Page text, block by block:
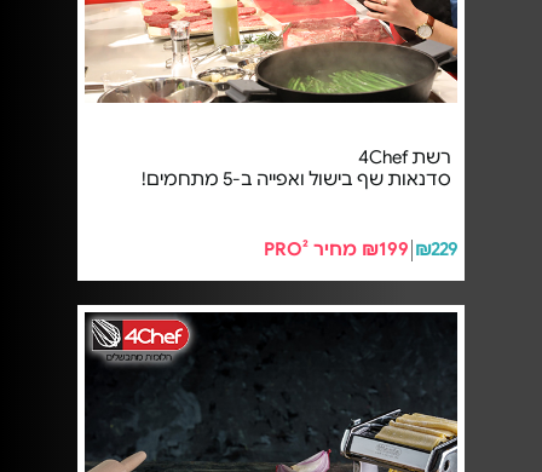
רשת 4Chef
סדנאות שף בישול ואפייה ב-5 מתחמים!
₪229 ₪199 מחיר PRO²